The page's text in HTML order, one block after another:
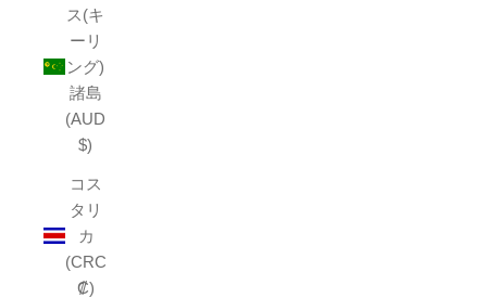
ス(キ
ーリ
ング)
諸島
(AUD
$)
コス
タリ
カ
(CRC
₡)